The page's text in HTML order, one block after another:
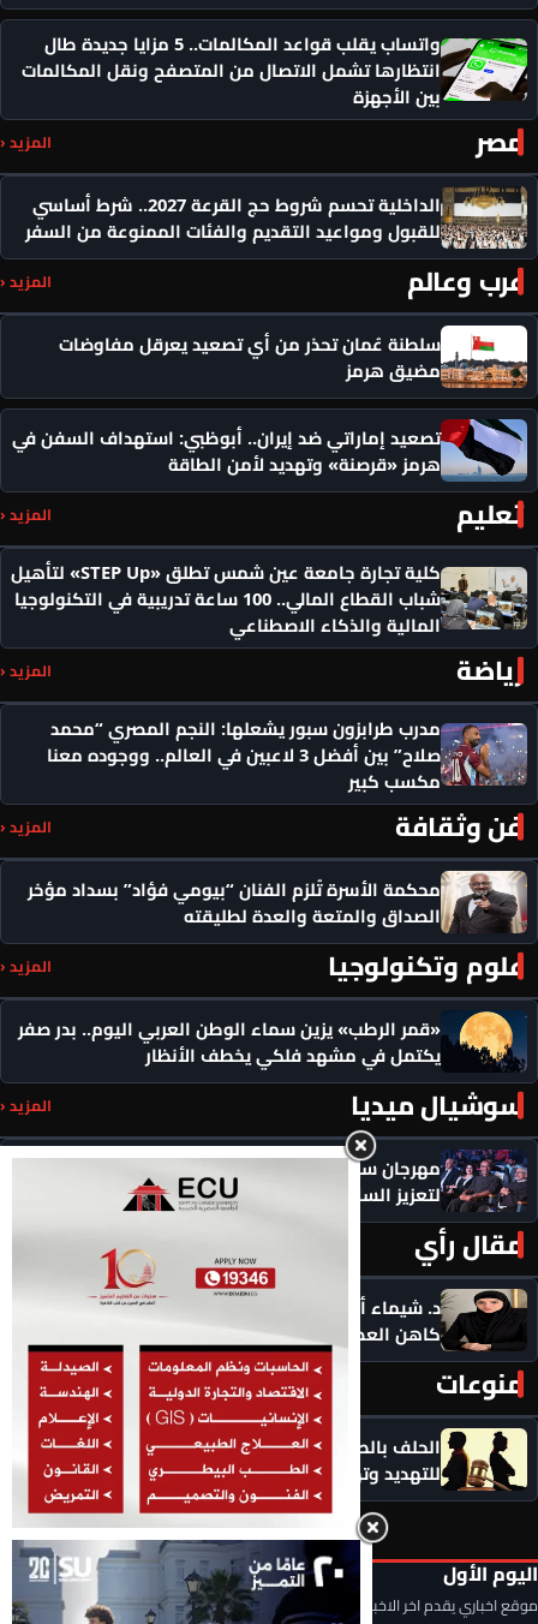
واتساب يقلب قواعد المكالمات.. 5 مزايا جديدة طال
انتظارها تشمل الاتصال من المتصفح ونقل المكالمات
بين الأجهزة
مصر المزيد ‹
الداخلية تحسم شروط حج القرعة 2027.. شرط أساسي
للقبول ومواعيد التقديم والفئات الممنوعة من السفر
عرب وعالم المزيد ‹
سلطنة عُمان تحذر من أي تصعيد يعرقل مفاوضات
مضيق هرمز
تصعيد إماراتي ضد إيران.. أبوظبي: استهداف السفن في
هرمز «قرصنة» وتهديد لأمن الطاقة
تعليم المزيد ‹
كلية تجارة جامعة عين شمس تطلق «STEP Up» لتأهيل
شباب القطاع المالي.. 100 ساعة تدريبية في التكنولوجيا
المالية والذكاء الاصطناعي
رياضة المزيد ‹
مدرب طرابزون سبور يشعلها: النجم المصري “محمد
صلاح” بين أفضل 3 لاعبين في العالم.. ووجوده معنا
مكسب كبير
فن وثقافة المزيد ‹
محكمة الأسرة تُلزم الفنان “بيومي فؤاد” بسداد مؤخر
الصداق والمتعة والعدة لطليقته
علوم وتكنولوجيا المزيد ‹
«قمر الرطب» يزين سماء الوطن العربي اليوم.. بدر صفر
يكتمل في مشهد فلكي يخطف الأنظار
سوشيال ميديا المزيد ‹
مهرجان سيمفوني للفنون يكرم رموزاً مؤثرة ويدعو
لتعزيز السلام
مقال رأي
د. شيماء أحمدين تكتب .. حين يصبح الذكاء الاصطناعي
كاهن العصر: هل نستبدل التأمل بالاستهلاك؟
منوعات المزيد ‹
الحلف بالطلاق عادة سيئة.. لا تجعلوا الطلاق سلاحًا
للتهديد وتهديدًا لاستقرار الأسرة
اليوم الأول
موقع اخباري يقدم اخر الاخبار المحلية والعربية والعالمية